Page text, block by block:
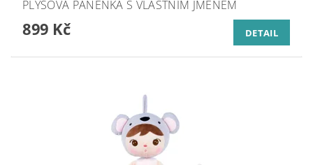
PLYŠOVÁ PANENKA S VLASTNÍM JMÉNEM
899 Kč DETAIL